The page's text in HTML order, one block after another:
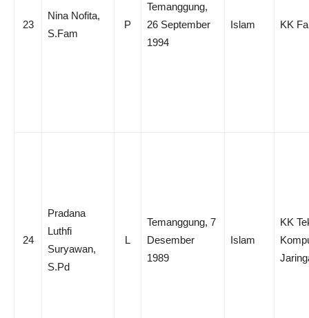
23
Nina Nofita,
S.Fam
P
Temanggung,
26 September
1994
Islam KK
24
Pradana
Luthfi
Suryawan,
S.Pd
L
Temanggung, 7
Desember
1989
Islam
KK